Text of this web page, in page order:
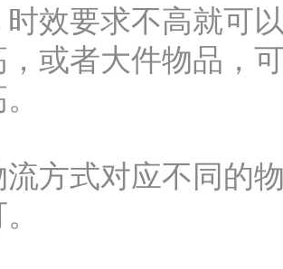
效要求不高就可
或者大件物品，
方式对应不同的